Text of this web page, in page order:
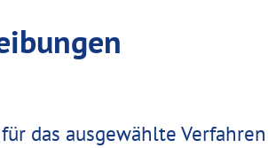
das ausgewählte